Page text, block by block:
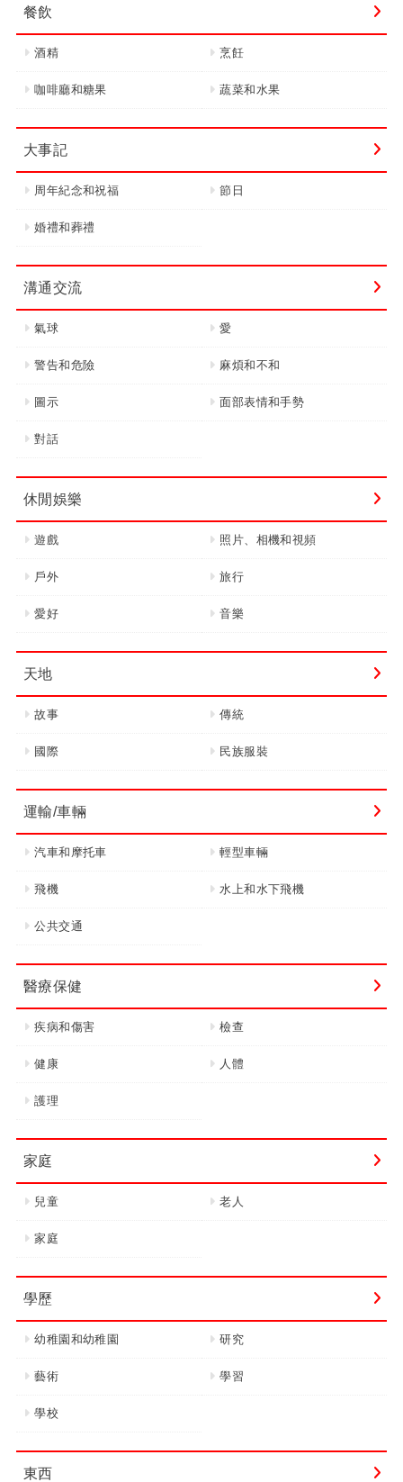
餐飲
酒精 烹飪
咖啡廳和糖果 蔬菜和水果
大事記
周年紀念和祝福 節日
婚禮和葬禮
溝通交流
氣球 愛
警告和危險 麻煩和不和
圖示 面部表情和手勢
對話
休閒娛樂
遊戲 照片、相機和視頻
戶外 旅行
愛好 音樂
天地
故事 傳統
國際 民族服裝
運輸/車輛
汽車和摩托車 輕型車輛
飛機 水上和水下飛機
公共交通
醫療保健
疾病和傷害 檢查
健康 人體
護理
家庭
兒童 老人
家庭
學歷
幼稚園和幼稚園 研究
藝術 學習
學校
東西